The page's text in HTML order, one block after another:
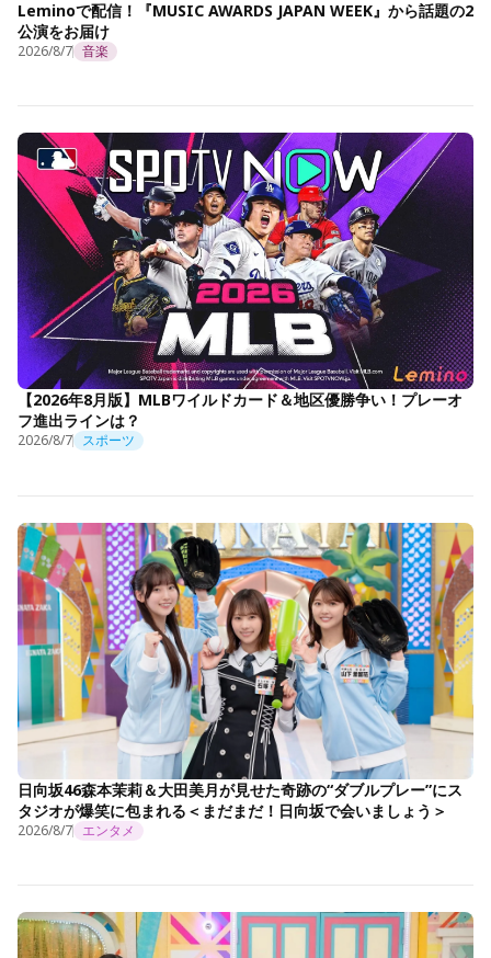
Leminoで配信！『MUSIC AWARDS JAPAN WEEK』から話題の2
公演をお届け
2026/8/7 音楽
【2026年8月版】MLBワイルドカード＆地区優勝争い！プレーオ
フ進出ラインは？
2026/8/7 スポーツ
日向坂46森本茉莉＆大田美月が見せた奇跡の“ダブルプレー”にス
タジオが爆笑に包まれる＜まだまだ！日向坂で会いましょう＞
2026/8/7 エンタメ